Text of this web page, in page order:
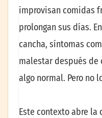
improvisan comidas
prolongan sus días.
cancha, síntomas
malestar después de
algo normal. Pero no
Este contexto abre